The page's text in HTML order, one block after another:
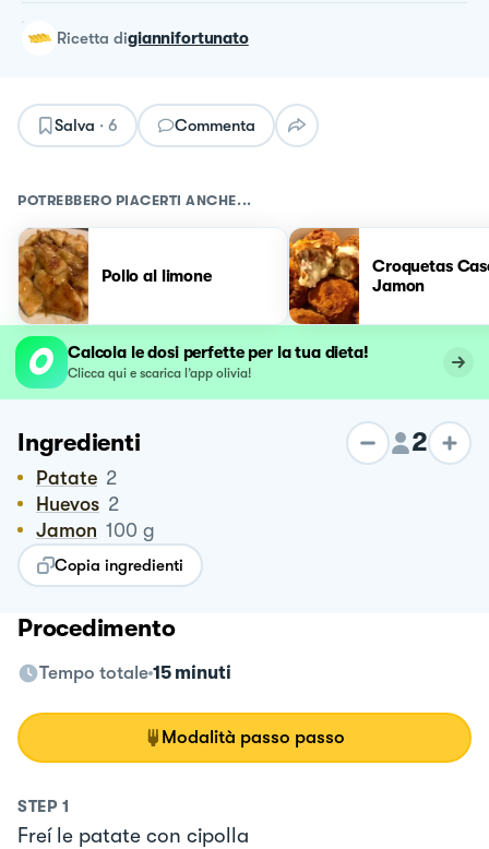
ricetta digiannifortunato
Salva · 6 Commenta
POTREBBERO PIACERTI ANCHE...
Pollo al limone
Croquetas
Jamon
Calcola le dosi perfette per la tua dieta!
Clicca qui e scarica l’app olivia!
Ingredienti 2
Patate 2
Huevos 2
Jamon 100 g
Copia ingredienti
Procedimento
Tempo totale 15 minuti
Modalità passo passo
STEP 1
Freí le patate con cipolla